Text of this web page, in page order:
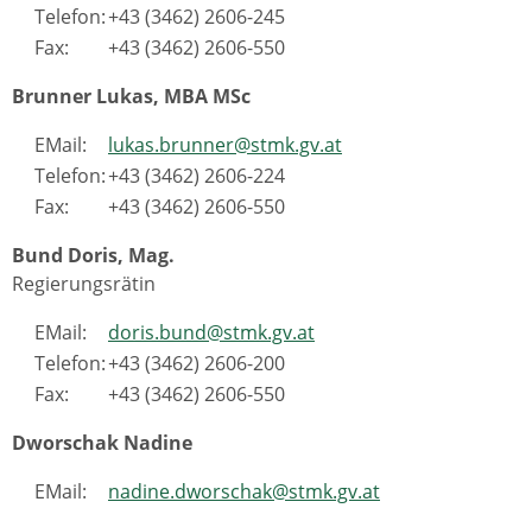
Telefon:+43 (3462) 2606-245
Fax:
+43 (3462) 2606-550
Brunner Lukas, MBA MSc
EMail:
lukas.brunner@stmk.gv.at
Telefon:+43 (3462) 2606-224
Fax:
+43 (3462) 2606-550
Bund Doris, Mag.
Regierungsrätin
EMail:
doris.bund@stmk.gv.at
Telefon:+43 (3462) 2606-200
Fax:
+43 (3462) 2606-550
Dworschak Nadine
EMail:
nadine.dworschak@stmk.gv.at